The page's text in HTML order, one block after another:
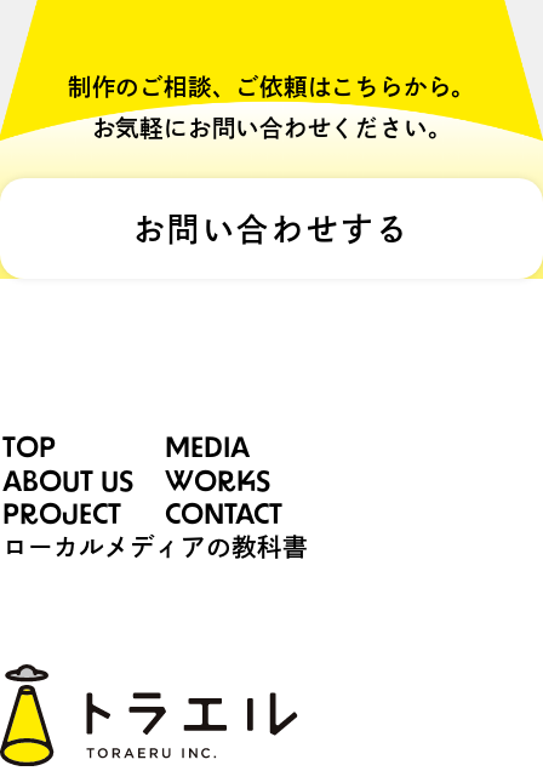
制作のご相談、ご依頼はこちらから。
お気軽にお問い合わせください。
お問い合わせする
TOP
MEDIA
ABOUT US
WORKS
PROJECT
CONTACT
ローカルメディアの教科書